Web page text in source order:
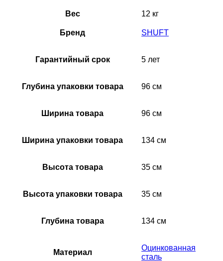
Вес 12 кг
Бренд SHUFT
Гарантийный срок 5 лет
Глубина упаковки товара 96 см
Ширина товара 96 см
Ширина упаковки товара 134 см
Высота товара 35 см
Высота упаковки товара 35 см
Глубина товара 134 см
Материал
Оцинкованная
сталь